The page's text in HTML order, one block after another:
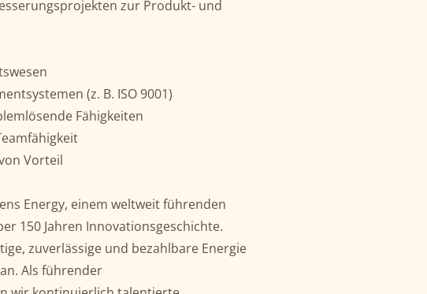
zur Produkt- und
(z. B. ISO 9001)
Fähigkeiten
Vorteil
Energy, einem weltweit führenden
150 Jahren Innovationsgeschichte.
zuverlässige und bezahlbare Energie
Als führender